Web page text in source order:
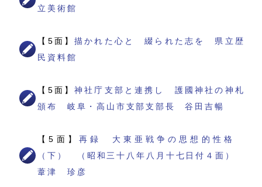
立美術館
【5面】描かれた心と 綴られた志を 県立歴
民資料館
【5面】神社庁支部と連携し 護國神社の神札
頒布 岐阜・高山市支部支部長 谷田吉暢
【5面】 再録 大東亜戦争の思想的性格
（下） （昭和三十八年八月十七日付４面）
葦津 珍彦